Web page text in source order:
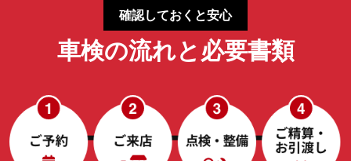
確認しておくと安心
車検の流れと必要書類